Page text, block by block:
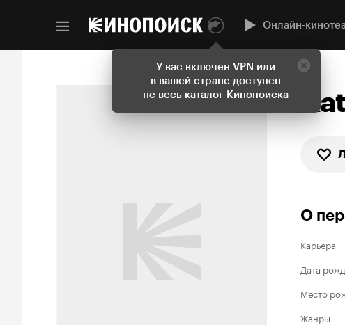
У вас включен VPN или
в вашей стране доступен
не весь каталог Кинопоиска
Онлайн-
О
Карьера
Дата
Место
Жанры